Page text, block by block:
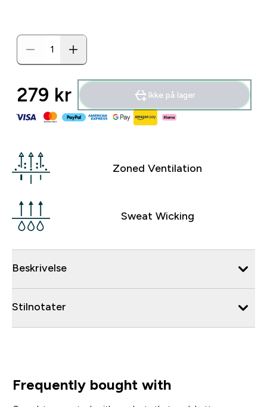
279 kr‎ Ikke på lager
Zoned Ventilation
Sweat Wicking
Beskrivelse
Stilnotater
Frequently bought with